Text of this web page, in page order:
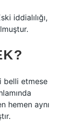
iddialılığı,
belli etmese
hemen aynı